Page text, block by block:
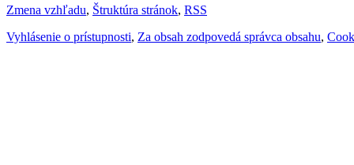
Zmena vzhľadu, Štruktúra stránok, RSS
Vyhlásenie o prístupnosti, Za obsah zodpovedá správca obsahu,